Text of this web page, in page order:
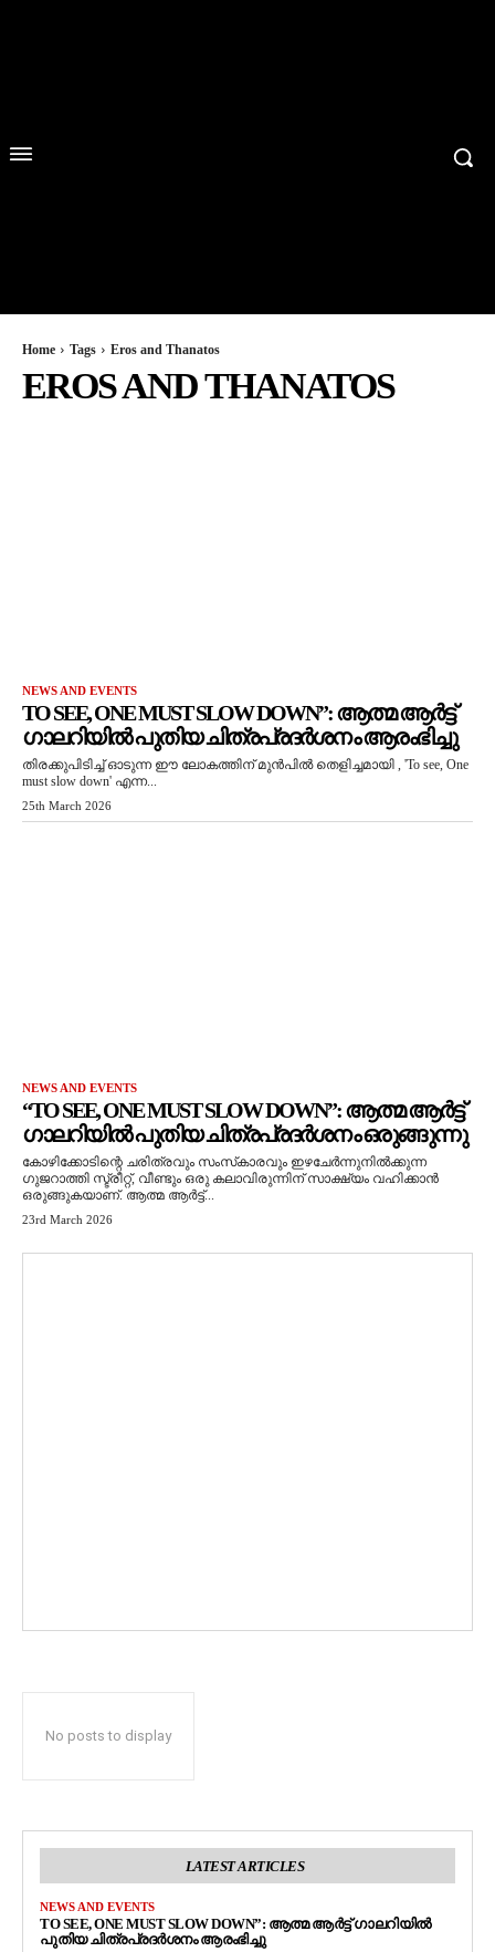
Home Tags Eros and Thanatos
EROS AND THANATOS
NEWS AND EVENTS
TO SEE, ONE MUST SLOW DOWN”: ആത്മ ആർട്ട്
ഗാലറിയിൽ പുതിയ ചിത്രപ്രദർശനം ആരംഭിച്ചു
തിരക്കുപിടിച്ച് ഓടുന്ന ഈ ലോകത്തിന് മുൻപിൽ തെളിച്ചമായി , 'To see, One
must slow down' എന്ന...
25th March 2026
NEWS AND EVENTS
“TO SEE, ONE MUST SLOW DOWN”: ആത്മ ആർട്ട്
ഗാലറിയിൽ പുതിയ ചിത്രപ്രദർശനം ഒരുങ്ങുന്നു
കോഴിക്കോടിന്റെ ചരിത്രവും സംസ്‌കാരവും ഇഴചേർന്നുനിൽക്കുന്ന
ഗുജറാത്തി സ്ട്രീറ്റ്, വീണ്ടും ഒരു കലാവിരുന്നിന് സാക്ഷ്യം വഹിക്കാൻ
ഒരുങ്ങുകയാണ്. ആത്മ ആർട്ട്...
23rd March 2026
No posts to display
LATEST ARTICLES
NEWS AND EVENTS
TO SEE, ONE MUST SLOW DOWN”: ആത്മ ആർട്ട് ഗാലറിയിൽ
പുതിയ ചിത്രപ്രദർശനം ആരംഭിച്ചു